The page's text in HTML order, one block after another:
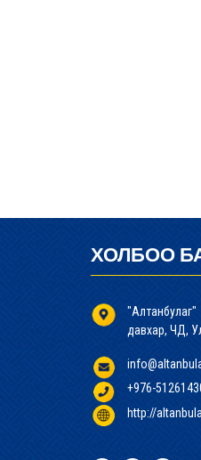
ХОЛБОО
давхар, ЧД,
+976-
http://